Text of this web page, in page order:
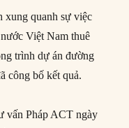
xung quanh sự việc
Việt Nam thuê
trình dự án đường
công bố kết quả.
vấn Pháp ACT ngày